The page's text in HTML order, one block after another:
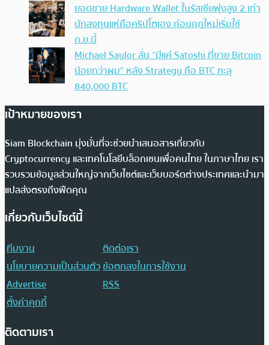
ยอดขาย Hardware Wallet ในรัสเซียพุ่งสูง 2 เท่า
นักลงทุนแห่ถือคริปโตเอง ก่อนกฎใหม่เริ่มใช้
ก.ย.นี้
Michael Saylor ลั่น “มีแค่ Satoshi ที่ขาย Bitcoin
น้อยกว่าผม” หลัง Strategy ถือ BTC ทะลุ
840,000 BTC
เป้าหมายของเรา
Siam Blockchain มุ่งมั่นที่จะช่วยนำเสนอสารเกี่ยวกับ
Cryptocurrency และเทคโนโลยีบล็อกเชนเพื่อคนไทย ในภาษาไทย เรา
รวบรวมข้อมูลส่วนใหญ่จากเว็บไซต์และเว็บบอร์ดต่างประเทศและนำมา
แปลส่งตรงถึงฟีดคุณ
เกี่ยวกับเว็บไซต์นี้
ทีมงาน
ติดต่อเรา
นโยบายความเป็นส่วนตัวข้อตกลงในการใช้งาน
Advertise
RSS
ตั้งค่าคุกกี้
ติดตามเรา